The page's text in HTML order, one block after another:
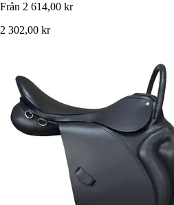
Från 2 614,00 kr
2 302,00 kr